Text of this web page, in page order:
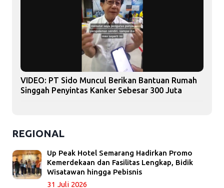
VIDEO: PT Sido Muncul Berikan Bantuan Rumah
Singgah Penyintas Kanker Sebesar 300 Juta
REGIONAL
Up Peak Hotel Semarang Hadirkan Promo
Kemerdekaan dan Fasilitas Lengkap, Bidik
Wisatawan hingga Pebisnis
31 Juli 2026